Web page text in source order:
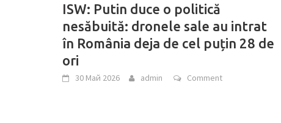
ISW: Putin duce o politică
nesăbuită: dronele sale au intrat
în România deja de cel puțin 28 de
ori
30 Май 2026 admin Comment